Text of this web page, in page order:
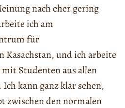
nach eher gering
ich am
für
Kasachstan, und ich arbeite
Studenten aus allen
Ich kann ganz klar sehen,
zwischen den normalen